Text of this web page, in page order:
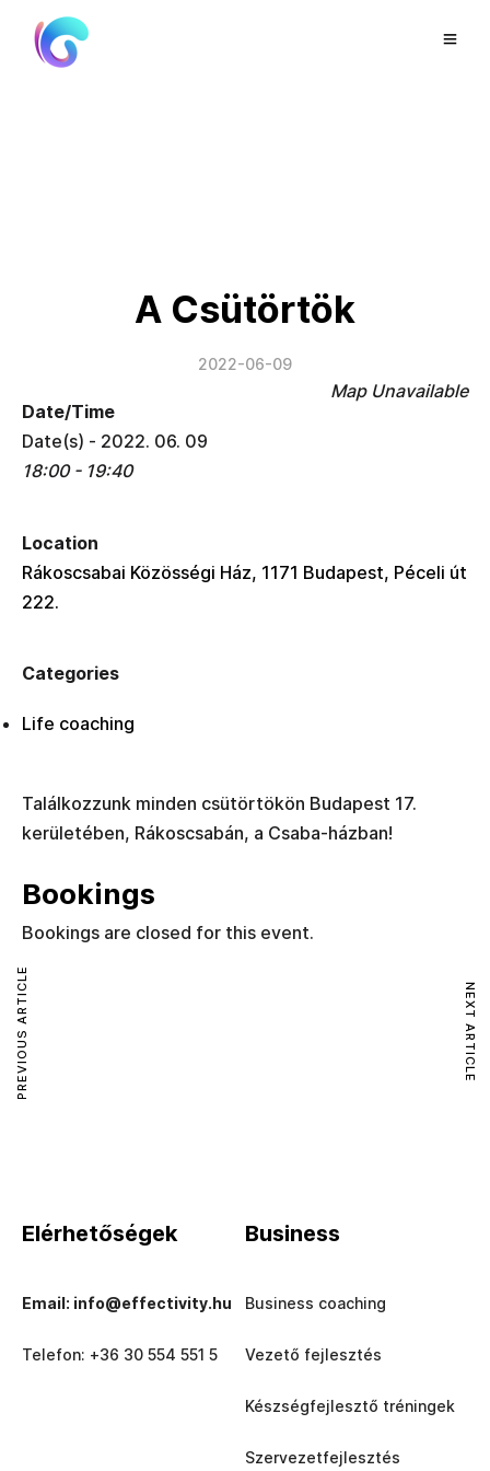
A Csütörtök
2022-06-09
Map Unavailable
Date/Time
Date(s) - 2022. 06. 09
18:00 - 19:40
Location
Rákoscsabai Közösségi Ház, 1171 Budapest, Péceli út
222.
Categories
Life coaching
Találkozzunk minden csütörtökön Budapest 17.
kerületében, Rákoscsabán, a Csaba-házban!
Bookings
Bookings are closed for this event.
PREVIOUS ARTICLE NEXT ARTICLE
Elérhetőségek
Email: info@effectivity.hu
Telefon: +36 30 554 551 5
Business
Business coaching
Vezető fejlesztés
Készségfejlesztő tréningek
Szervezetfejlesztés